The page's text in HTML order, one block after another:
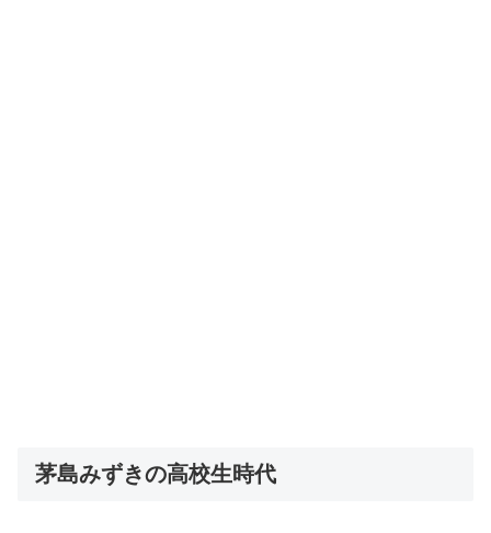
茅島みずきの高校生時代